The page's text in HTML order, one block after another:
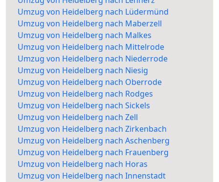
Umzug von Heidelberg nach Lüdermünd
Umzug von Heidelberg nach Maberzell
Umzug von Heidelberg nach Malkes
Umzug von Heidelberg nach Mittelrode
Umzug von Heidelberg nach Niederrode
Umzug von Heidelberg nach Niesig
Umzug von Heidelberg nach Oberrode
Umzug von Heidelberg nach Rodges
Umzug von Heidelberg nach Sickels
Umzug von Heidelberg nach Zell
Umzug von Heidelberg nach Zirkenbach
Umzug von Heidelberg nach Aschenberg
Umzug von Heidelberg nach Frauenberg
Umzug von Heidelberg nach Horas
Umzug von Heidelberg nach Innenstadt